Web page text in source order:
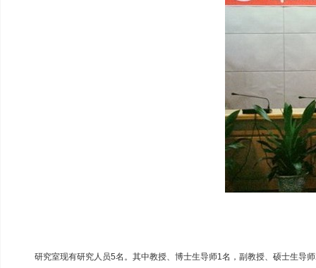
研究室现有研究人员5名。其中教授、博士生导师1名，副教授、硕士生导